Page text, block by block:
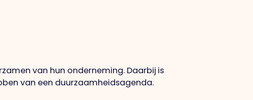
van hun onderneming. Daarbij is
van een duurzaamheidsagenda.